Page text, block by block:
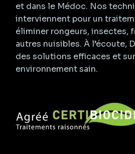
et dans le Médoc. Nos
interviennent pour un
éliminer rongeurs, insectes,
autres nuisibles. À l’écoute,
des solutions efficaces et
environnement sain.